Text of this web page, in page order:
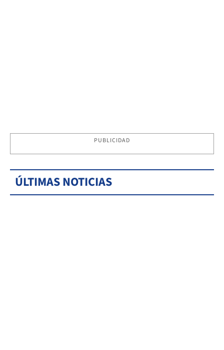
PUBLICIDAD
ÚLTIMAS NOTICIAS